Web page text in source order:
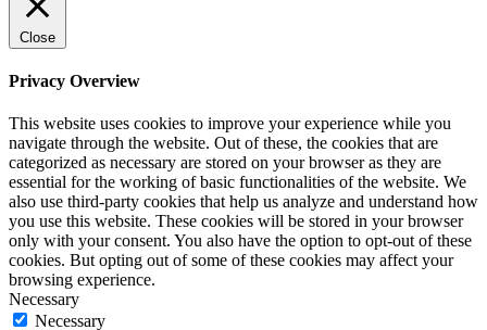
Close
Privacy Overview
This website uses cookies to improve your experience while you
navigate through the website. Out of these, the cookies that are
categorized as necessary are stored on your browser as they are
essential for the working of basic functionalities of the website. We
also use third-party cookies that help us analyze and understand how
you use this website. These cookies will be stored in your browser
only with your consent. You also have the option to opt-out of these
cookies. But opting out of some of these cookies may affect your
browsing experience.
Necessary
Necessary